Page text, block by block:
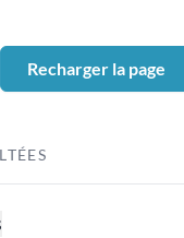
Recharger la page